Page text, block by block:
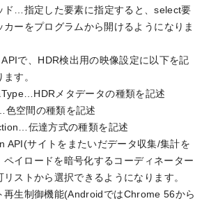
ド…指定した要素に指定すると、select要
ーをプログラムから開けるようになりま
で、HDR検出用の映像設定に以下を記
す。
メタデータの種類を記述
空間の種類を記述
伝達方式の種類を記述
API(サイトをまたいだデータ収集/集計を
イロードを暗号化するコーディネーター
ストから選択できるようになります。
再生制御機能(AndroidではChrome 56から